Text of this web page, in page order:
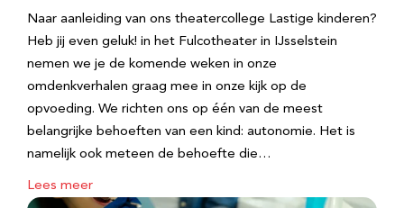
Naar aanleiding van ons theatercollege Lastige kinderen?
Heb jij even geluk! in het Fulcotheater in IJsselstein
nemen we je de komende weken in onze
omdenkverhalen graag mee in onze kijk op de
opvoeding. We richten ons op één van de meest
belangrijke behoeften van een kind: autonomie. Het is
namelijk ook meteen de behoefte die…
Lees meer